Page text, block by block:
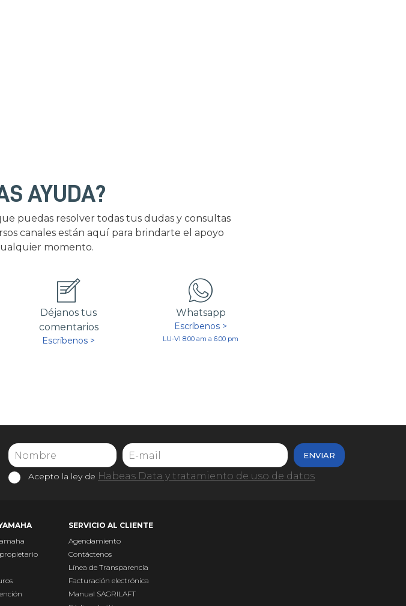
AYUDA?
puedas resolver todas tus dudas y consultas
canales están aquí para brindarte el apoyo
momento.
Déjanos tus
comentarios
Escríbenos >
Whatsapp
Escríbenos >
LU-VI 8:00 am a 6:00 pm
ENVIAR
Acepto la ley de Habeas Data y tratamiento de uso de datos
SERVICIO AL CLIENTE
Agendamiento
Contáctenos
Línea de Transparencia
Facturación electrónica
Manual SAGRILAFT